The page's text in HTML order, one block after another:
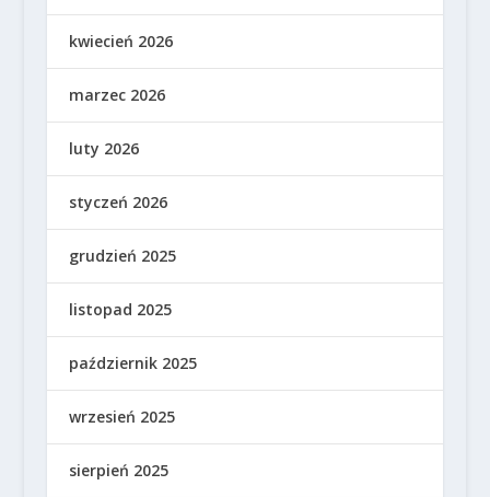
kwiecień 2026
marzec 2026
luty 2026
styczeń 2026
grudzień 2025
listopad 2025
październik 2025
wrzesień 2025
sierpień 2025